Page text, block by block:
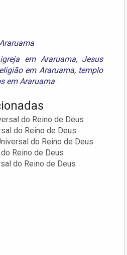
igreja em Araruama, Jesus
em Araruama, templo
em Araruama
do Reino de Deus
do Reino de Deus
do Reino de Deus
Reino de Deus
do Reino de Deus